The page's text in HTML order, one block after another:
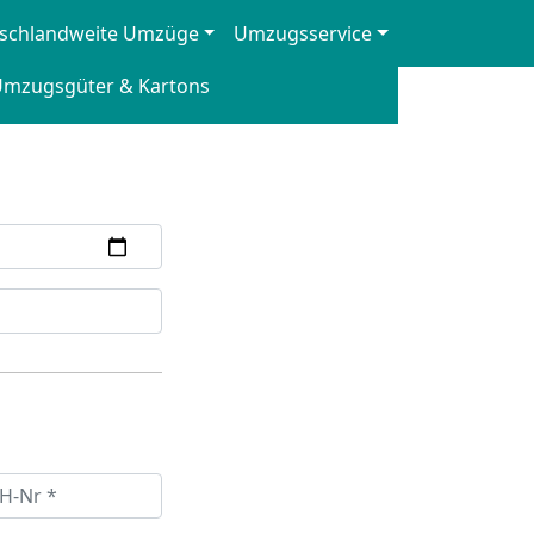
Umzüge
Umzugsservice
& Kartons